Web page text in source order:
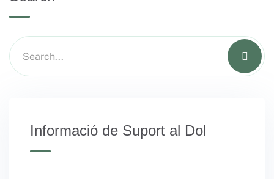
Informació de Suport al Dol